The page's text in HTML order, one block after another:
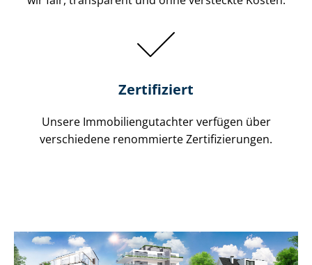
Zertifiziert
Unsere Immobilien­gutachter verfügen über
verschiedene renommierte Zer­ti­fi­zie­run­gen.